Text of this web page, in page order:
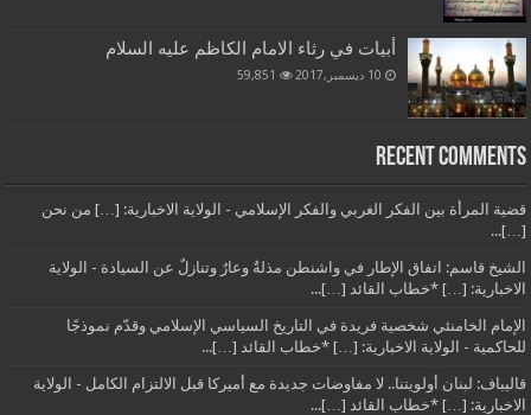
أبيات في رثاء الامام الكاظم عليه السلام
10 ديسمبر,2017 59,851
Recent Comments
قضية المرأة بين الفكر الغربي والفكر الإسلامي - الولاية الاخبارية: […] من نحن
[…]...
الشيخ قاسم: اتفاق الإطار في واشنطن مذلةٌ وعارٌ وتنازلٌ عن السيادة - الولاية
الاخبارية: […] *خطاب القائد […]...
الإمام الخامنئي شخصية فريدة في التاريخ السياسي الإسلامي وقدّم نموذجًا
للحاكمية - الولاية الاخبارية: […] *خطاب القائد […]...
قاليباف: لبنان أولويتنا.. لا مفاوضات جديدة مع أميركا قبل الالتزام الكامل - الولاية
الاخبارية: […] *خطاب القائد […]...